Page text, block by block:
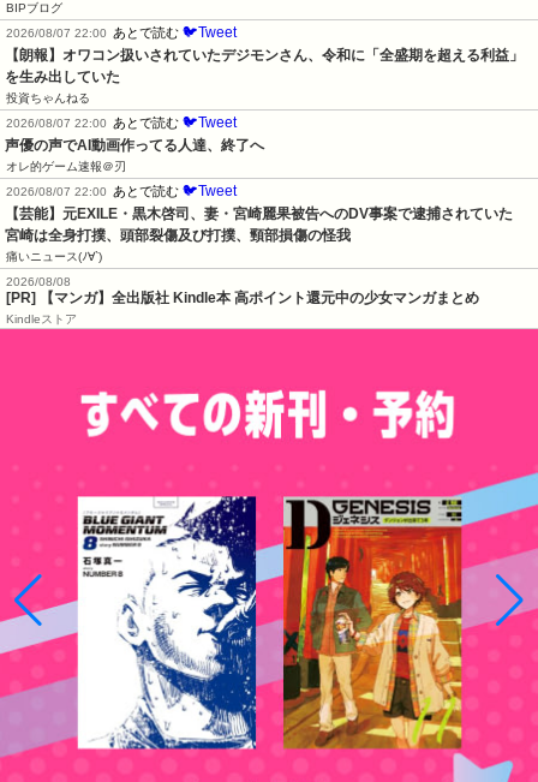
BIPブログ
2026/08/07 22:00
あとで読む 🐦Tweet
【朗報】オワコン扱いされていたデジモンさん、令和に「全盛期を超える利益」
を生み出していた
投資ちゃんねる
2026/08/07 22:00
あとで読む 🐦Tweet
声優の声でAI動画作ってる人達、終了へ
オレ的ゲーム速報＠刃
2026/08/07 22:00
あとで読む 🐦Tweet
【芸能】元EXILE・黒木啓司、妻・宮崎麗果被告へのDV事案で逮捕されていた
宮崎は全身打撲、頭部裂傷及び打撲、頸部損傷の怪我
痛いニュース(ﾉ∀`)
2026/08/08
[PR] 【マンガ】全出版社 Kindle本 高ポイント還元中の少女マンガまとめ
Kindleストア